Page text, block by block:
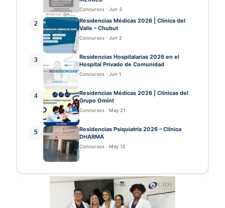
Concursos · Jun 3
2
Residencias Médicas 2026 | Clínica del
Valle – Chubut
Concursos · Jun 2
3
Residencias Hospitalarias 2026 en el
Hospital Privado de Comunidad
Concursos · Jun 1
4
Residencias Médicas 2026 | Clínicas del
Grupo Omint
Concursos · May 21
5
Residencias Psiquiatría 2026 – Clínica
DHARMA
Concursos · May 13